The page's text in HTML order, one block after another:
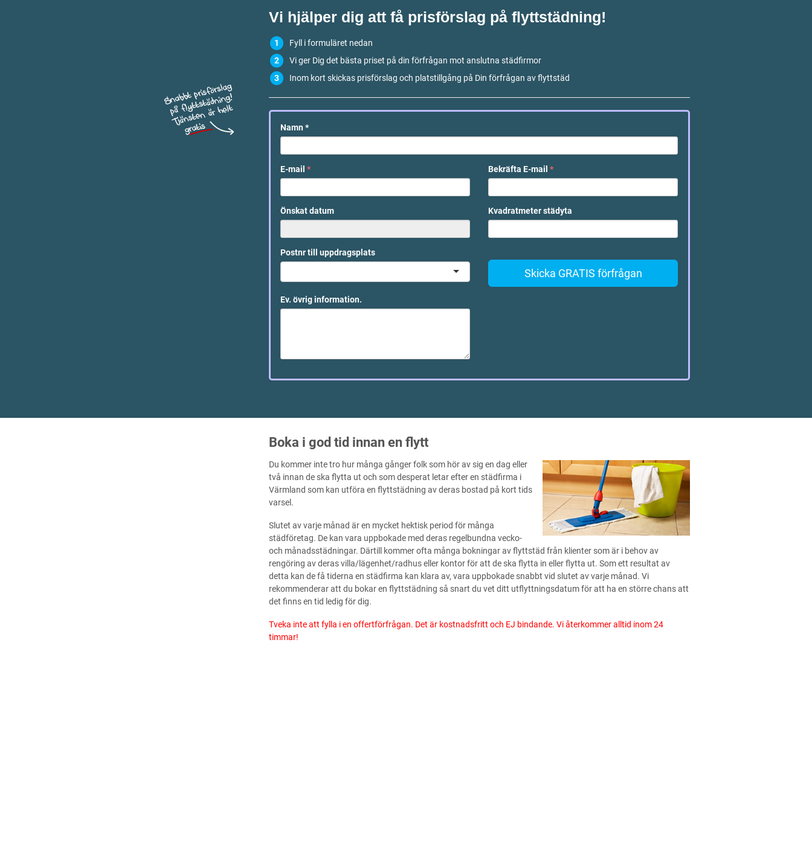
Vi hjälper dig att få prisförslag på flyttstädning!
Fyll i formuläret nedan
Vi ger Dig det bästa priset på din förfrågan mot anslutna städfirmor
Inom kort skickas prisförslag och platstillgång på Din förfrågan av flyttstäd
Namn*
E-mail* Bekräfta E-mail*
Önskat datum
Postnr till uppdragsplats
Ev. övrig information.
Kvadratmeter städyta
Skicka GRATIS förfrågan
Boka i god tid innan en flytt
Du kommer inte tro hur många gånger folk som hör av sig en dag eller
två innan de ska flytta ut och som desperat letar efter en städfirma i
Värmland som kan utföra en flyttstädning av deras bostad på kort tids
varsel.
Slutet av varje månad är en mycket hektisk period för många
städföretag. De kan vara uppbokade med deras regelbundna vecko-
och månadsstädningar. Därtill kommer ofta många bokningar av flyttstäd från klienter som är i behov av
rengöring av deras villa/lägenhet/radhus eller kontor för att de ska flytta in eller flytta ut. Som ett resultat av
detta kan de få tiderna en städfirma kan klara av, vara uppbokade snabbt vid slutet av varje månad. Vi
rekommenderar att du bokar en flyttstädning så snart du vet ditt utflyttningsdatum för att ha en större chans att
det finns en tid ledig för dig.
Tveka inte att fylla i en offertförfrågan. Det är kostnadsfritt och EJ bindande. Vi återkommer alltid inom 24
timmar!